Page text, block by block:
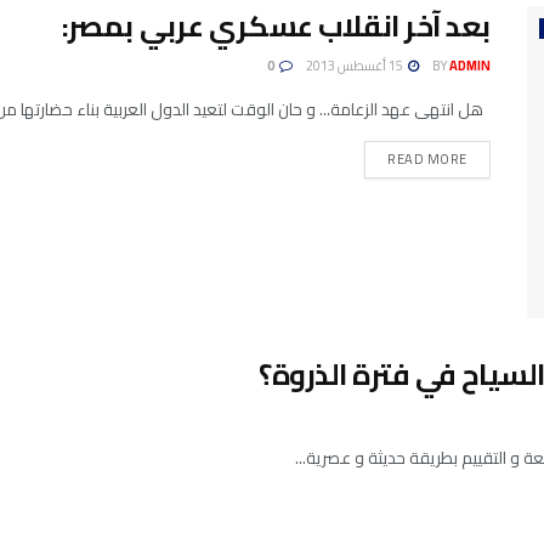
بعد آخر انقلاب عسكري عربي بمصر:
BYADMIN
هل انتهى عهد الزعامة... و حان الوقت لتعيد الدول العربية بناء
READ MORE
في فترة الذروة؟
و التقييم بطريقة حديثة و عصرية...